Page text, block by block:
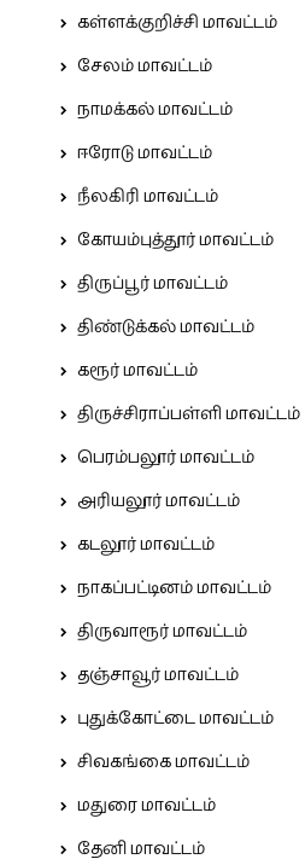
கள்ளக்குறிச்சி மாவட்டம்
சேலம் மாவட்டம்
நாமக்கல் மாவட்டம்
ஈரோடு மாவட்டம்
நீலகிரி மாவட்டம்
கோயம்புத்தூர் மாவட்டம்
திருப்பூர் மாவட்டம்
திண்டுக்கல் மாவட்டம்
கரூர் மாவட்டம்
திருச்சிராப்பள்ளி மாவட்டம்
பெரம்பலூர் மாவட்டம்
அரியலூர் மாவட்டம்
கடலூர் மாவட்டம்
நாகப்பட்டினம் மாவட்டம்
திருவாரூர் மாவட்டம்
தஞ்சாவூர் மாவட்டம்
புதுக்கோட்டை மாவட்டம்
சிவகங்கை மாவட்டம்
மதுரை மாவட்டம்
தேனி மாவட்டம்